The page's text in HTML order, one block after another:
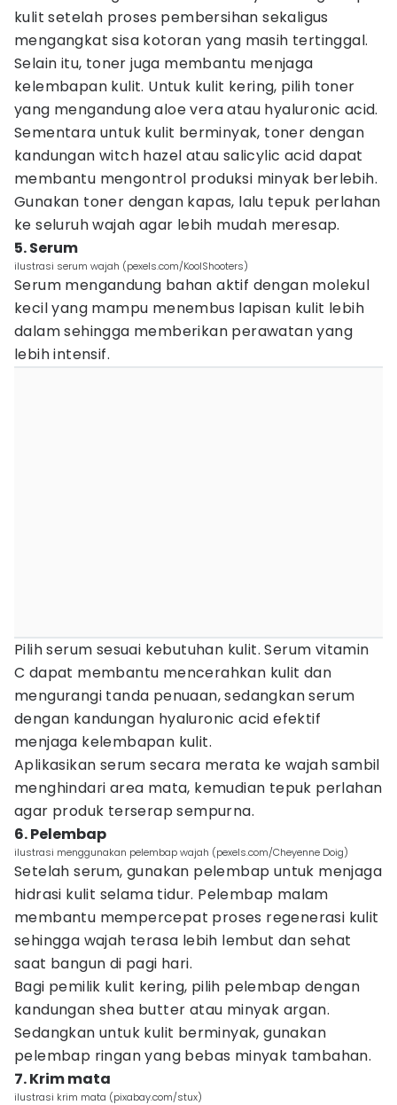
kulit setelah proses pembersihan sekaligus
mengangkat sisa kotoran yang masih tertinggal.
Selain itu, toner juga membantu menjaga
kelembapan kulit. Untuk kulit kering, pilih toner
yang mengandung aloe vera atau hyaluronic acid.
Sementara untuk kulit berminyak, toner dengan
kandungan witch hazel atau salicylic acid dapat
membantu mengontrol produksi minyak berlebih.
Gunakan toner dengan kapas, lalu tepuk perlahan
ke seluruh wajah agar lebih mudah meresap.
5. Serum
ilustrasi serum wajah (pexels.com/KoolShooters)
Serum mengandung bahan aktif dengan molekul
kecil yang mampu menembus lapisan kulit lebih
dalam sehingga memberikan perawatan yang
lebih intensif.
Pilih serum sesuai kebutuhan kulit. Serum vitamin
C dapat membantu mencerahkan kulit dan
mengurangi tanda penuaan, sedangkan serum
dengan kandungan hyaluronic acid efektif
menjaga kelembapan kulit.
Aplikasikan serum secara merata ke wajah sambil
menghindari area mata, kemudian tepuk perlahan
agar produk terserap sempurna.
6. Pelembap
ilustrasi menggunakan pelembap wajah (pexels.com/Cheyenne Doig)
Setelah serum, gunakan pelembap untuk menjaga
hidrasi kulit selama tidur. Pelembap malam
membantu mempercepat proses regenerasi kulit
sehingga wajah terasa lebih lembut dan sehat
saat bangun di pagi hari.
Bagi pemilik kulit kering, pilih pelembap dengan
kandungan shea butter atau minyak argan.
Sedangkan untuk kulit berminyak, gunakan
pelembap ringan yang bebas minyak tambahan.
7. Krim mata
ilustrasi krim mata (pixabay.com/stux)